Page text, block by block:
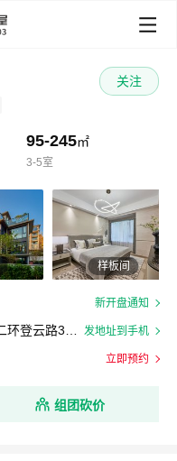
关注
95-245㎡
3-5室
样板间
新开盘通知
发地址到手机
立即预约
组团砍价